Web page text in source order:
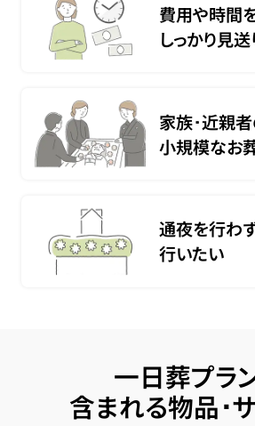
費用や時間
しっかり見
家族･近親
小規模なお
通夜を行わ
行いたい
一日葬プラ
含まれる物品･